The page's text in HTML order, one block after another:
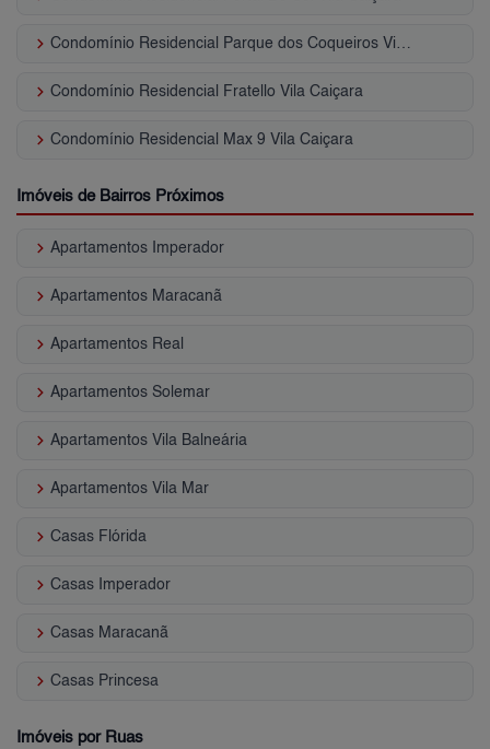
keyboard_arrow_right Condomínio Residencial Parque dos Coqueiros Vila Caiçara
keyboard_arrow_right Condomínio Residencial Fratello Vila Caiçara
keyboard_arrow_right Condomínio Residencial Max 9 Vila Caiçara
Imóveis de Bairros Próximos
keyboard_arrow_right Apartamentos Imperador
keyboard_arrow_right Apartamentos Maracanã
keyboard_arrow_right Apartamentos Real
keyboard_arrow_right Apartamentos Solemar
keyboard_arrow_right Apartamentos Vila Balneária
keyboard_arrow_right Apartamentos Vila Mar
keyboard_arrow_right Casas Flórida
keyboard_arrow_right Casas Imperador
keyboard_arrow_right Casas Maracanã
keyboard_arrow_right Casas Princesa
Imóveis por Ruas